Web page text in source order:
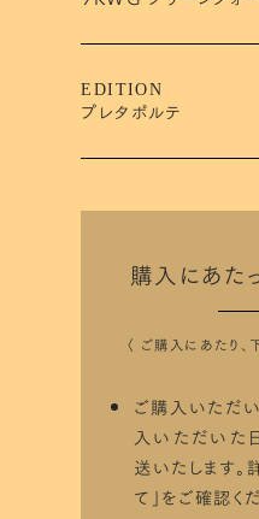
EDITION
プレタポルテ
購入にあた
〈 ご購入にあたり、
ご購入いただ
入いただいた
送いたします。
て 」をご確認く